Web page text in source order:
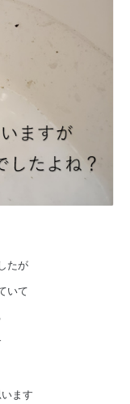
たが
いて
ます